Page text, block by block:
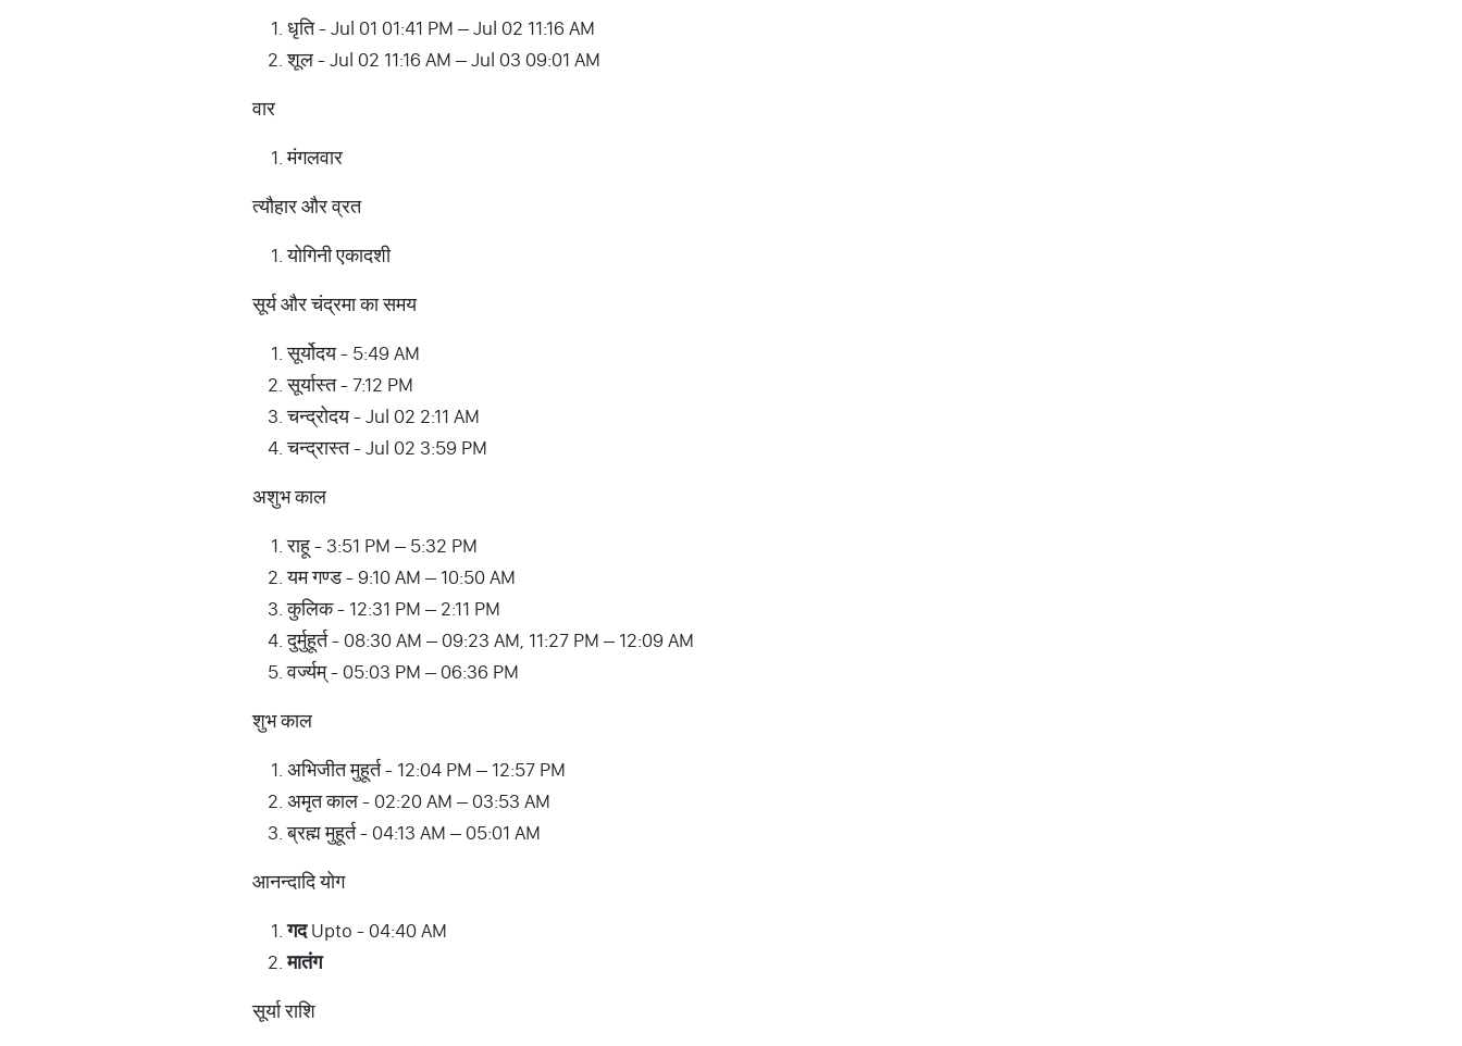
धृति - Jul 01 01:41 PM – Jul 02 11:16 AM
शूल - Jul 02 11:16 AM – Jul 03 09:01 AM
वार
मंगलवार
त्यौहार और व्रत
योगिनी एकादशी
सूर्य और चंद्रमा का समय
सूर्योदय - 5:49 AM
सूर्यास्त - 7:12 PM
चन्द्रोदय - Jul 02 2:11 AM
चन्द्रास्त - Jul 02 3:59 PM
अशुभ काल
राहू - 3:51 PM – 5:32 PM
यम गण्ड - 9:10 AM – 10:50 AM
कुलिक - 12:31 PM – 2:11 PM
दुर्मुहूर्त - 08:30 AM – 09:23 AM, 11:27 PM – 12:09 AM
वर्ज्यम् - 05:03 PM – 06:36 PM
शुभ काल
अभिजीत मुहूर्त - 12:04 PM – 12:57 PM
अमृत काल - 02:20 AM – 03:53 AM
ब्रह्म मुहूर्त - 04:13 AM – 05:01 AM
आनन्दादि योग
गदUpto - 04:40 AM
मातंग
सूर्या राशि